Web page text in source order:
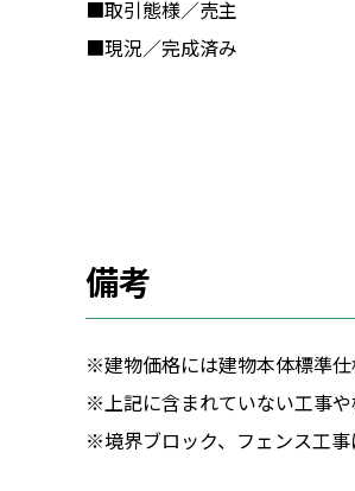
■取引態様／売主
■現況／完成済み
備考
※建物価格には建物本体標準仕
※上記に含まれていない工事や
※境界ブロック、フェンス工事